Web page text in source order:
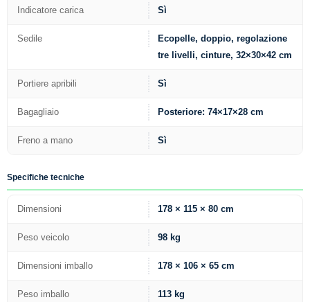
Indicatore carica Sì
Sedile
Ecopelle, doppio, regolazione
tre livelli, cinture, 32×30×42 cm
Portiere apribili Sì
Bagagliaio Posteriore: 74×17×28 cm
Freno a mano Sì
Specifiche tecniche
Dimensioni 178 × 115 × 80 cm
Peso veicolo 98 kg
Dimensioni imballo 178 × 106 × 65 cm
Peso imballo 113 kg